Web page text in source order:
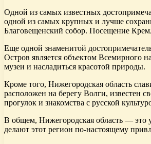
Одной из самых известных
одной из самых крупных и лучше
Благовещенский собор. Посещение
Еще одной знаменитой
Остров является объектом
музеи и насладиться красотой природы.
Кроме того, Нижегородская область
расположен на берегу Волги, известен
прогулок и знакомства с русской
В общем, Нижегородская область — это
делают этот регион по-настоящему